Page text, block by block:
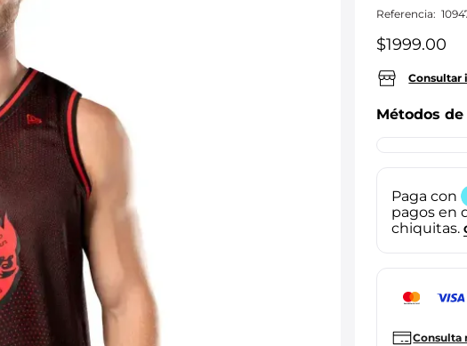
Referencia:
$1999.00
Consultar
Métodos
Consulta